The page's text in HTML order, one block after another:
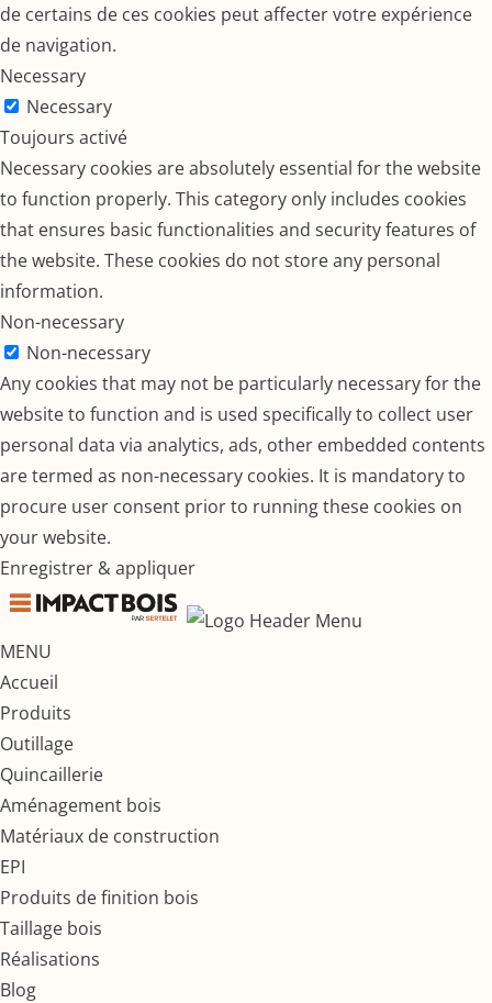
de certains de ces cookies peut affecter votre expérience
de navigation.
Necessary
Necessary
Toujours activé
Necessary cookies are absolutely essential for the website
to function properly. This category only includes cookies
that ensures basic functionalities and security features of
the website. These cookies do not store any personal
information.
Non-necessary
Non-necessary
Any cookies that may not be particularly necessary for the
website to function and is used specifically to collect user
personal data via analytics, ads, other embedded contents
are termed as non-necessary cookies. It is mandatory to
procure user consent prior to running these cookies on
your website.
Enregistrer & appliquer
MENU
Accueil
Produits
Outillage
Quincaillerie
Aménagement bois
Matériaux de construction
EPI
Produits de finition bois
Taillage bois
Réalisations
Blog